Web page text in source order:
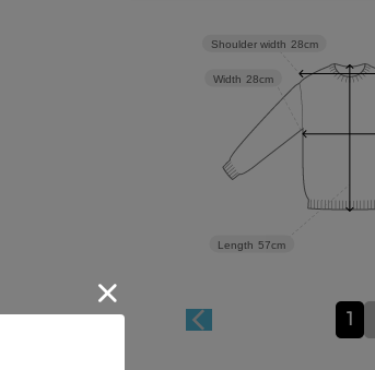
Length 57cm
Width 28cm
Shoulder width 28cm
1